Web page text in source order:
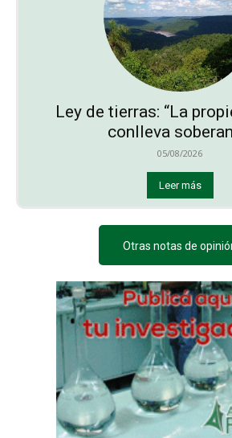
Ley de tierras: “La
conlleva
05/08/2026
Leer más
Otras notas de